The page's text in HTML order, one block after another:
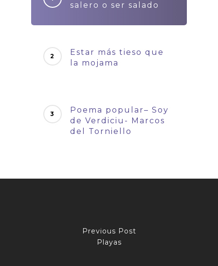
salero o ser salado
Estar más tieso que
la mojama
Poema popular– Soy
de Verdiciu- Marcos
del Torniello
Previous Post
Playas